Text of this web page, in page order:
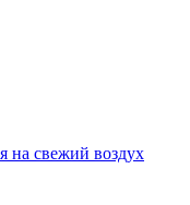
на свежий воздух